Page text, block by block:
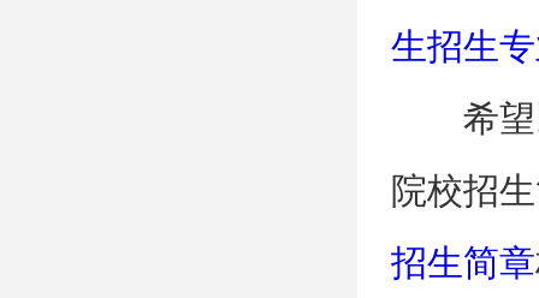
生招生
希
院校招
招生简章